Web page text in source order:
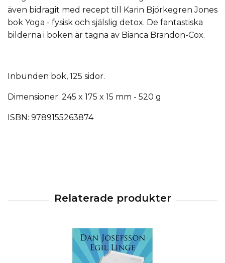
även bidragit med recept till Karin Björkegren Jones
bok Yoga - fysisk och själslig detox. De fantastiska
bilderna i boken är tagna av Bianca Brandon-Cox.
Inbunden bok, 125 sidor.
Dimensioner: 245 x 175 x 15 mm - 520 g
ISBN: 9789155263874